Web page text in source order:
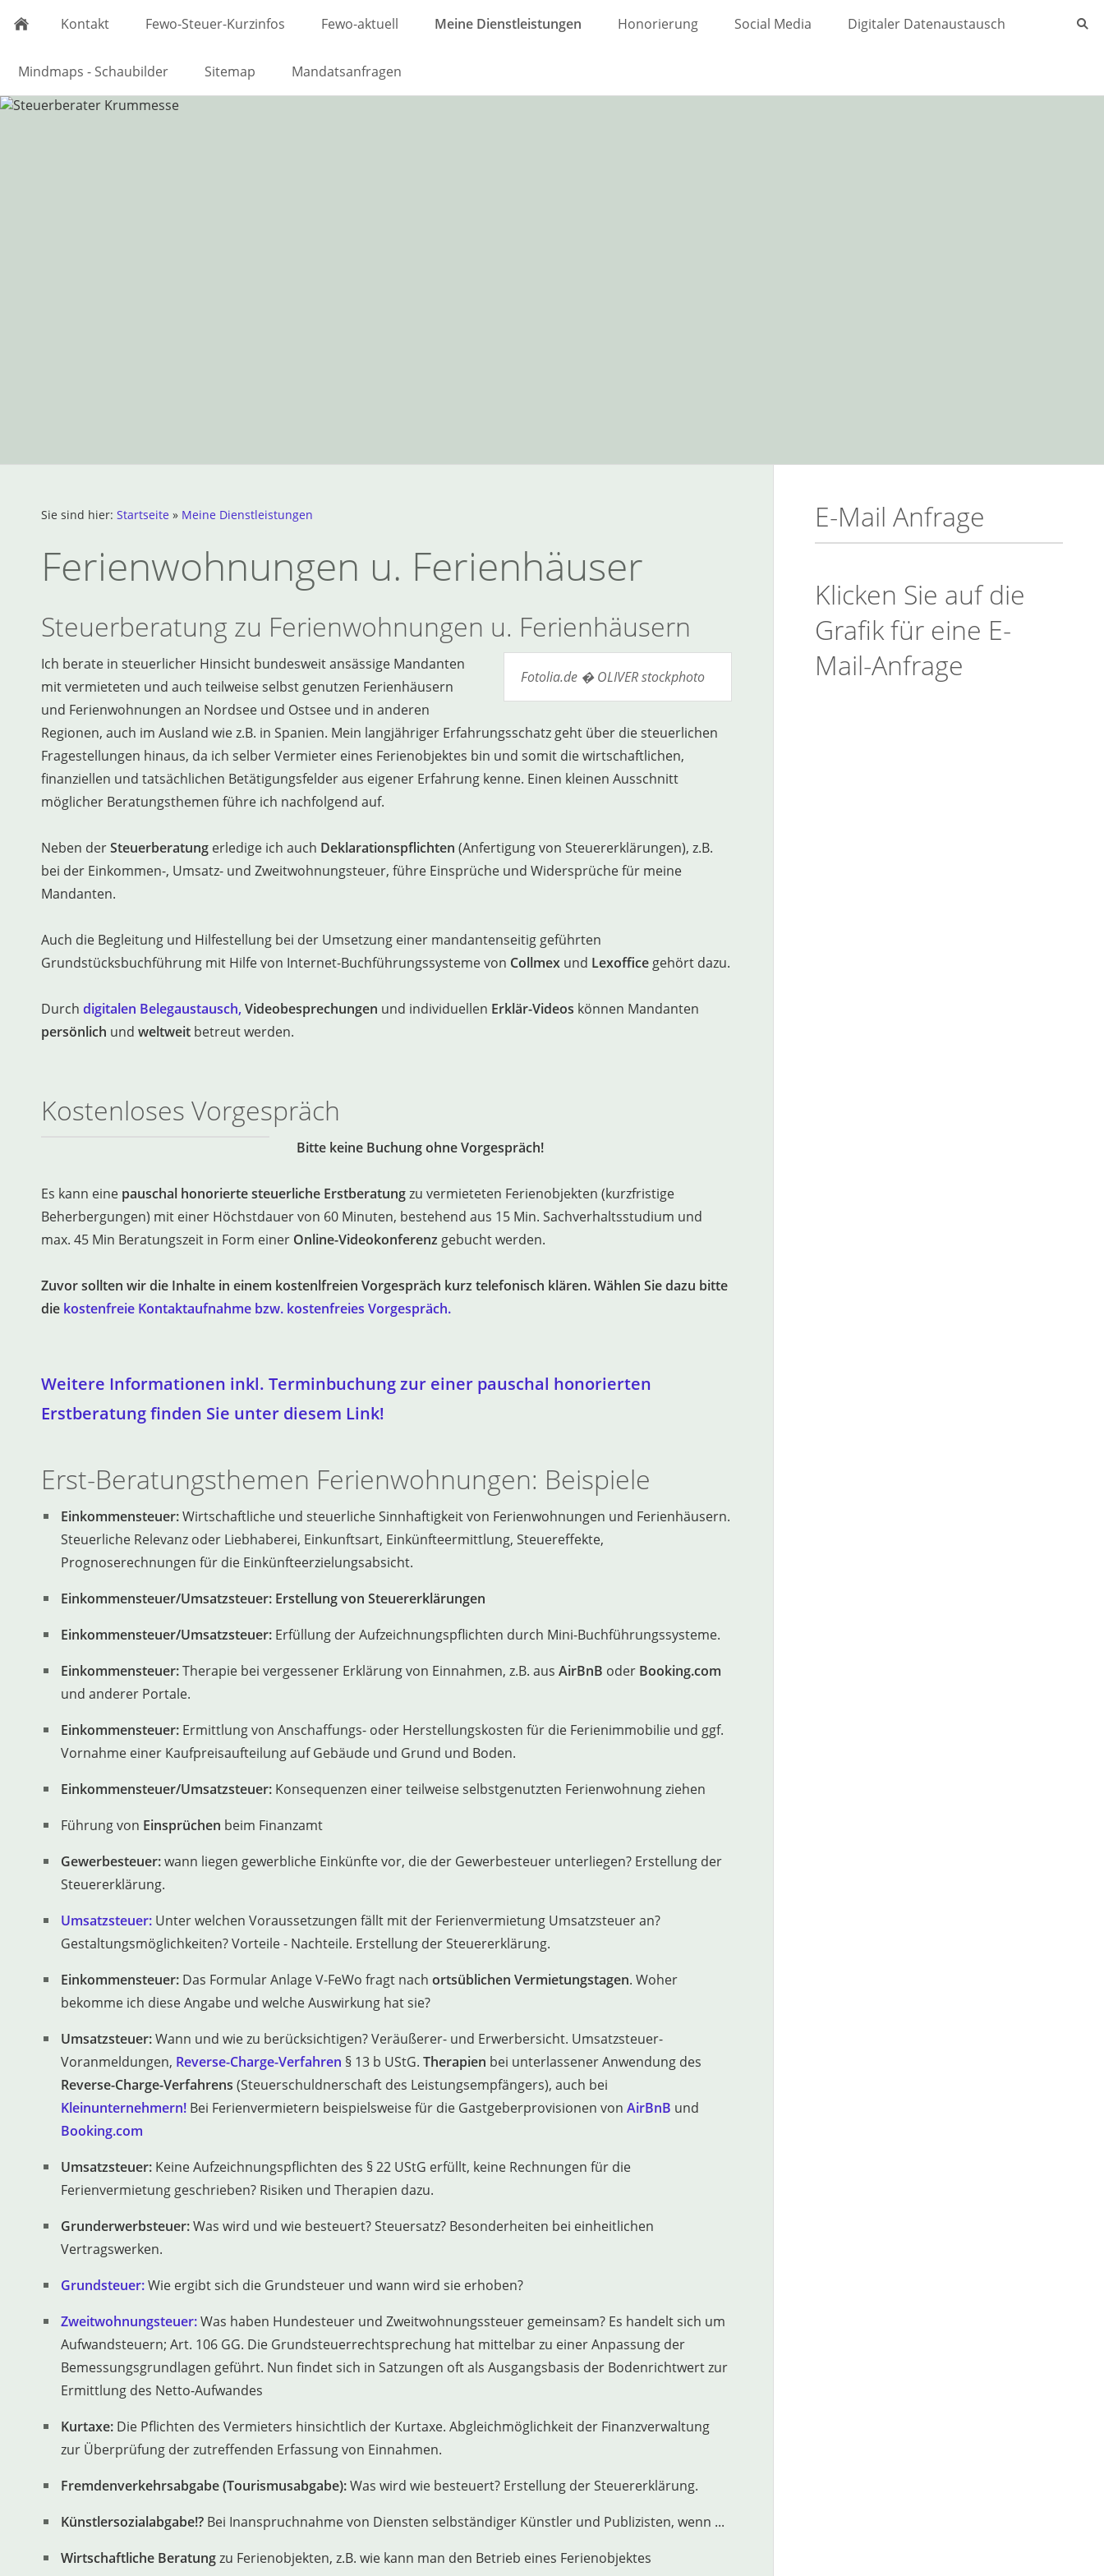
Kontakt Fewo-Steuer-Kurzinfos Fewo-aktuell Meine Dienstleistungen Honorierung Social Media Digitaler Datenaustausch
Mindmaps - Schaubilder Sitemap Mandatsanfragen
Sie sind hier: Startseite » Meine Dienstleistungen
Ferienwohnungen u. Ferienhäuser
Steuerberatung zu Ferienwohnungen u. Ferienhäusern
Fotolia.de � OLIVER stockphoto
Ich berate in steuerlicher Hinsicht bundesweit ansässige Mandanten
mit vermieteten und auch teilweise selbst genutzen Ferienhäusern
und Ferienwohnungen an Nordsee und Ostsee und in anderen
Regionen, auch im Ausland wie z.B. in Spanien. Mein langjähriger Erfahrungsschatz geht über die steuerlichen
Fragestellungen hinaus, da ich selber Vermieter eines Ferienobjektes bin und somit die wirtschaftlichen,
finanziellen und tatsächlichen Betätigungsfelder aus eigener Erfahrung kenne. Einen kleinen Ausschnitt
möglicher Beratungsthemen führe ich nachfolgend auf.
Neben derSteuerberatung erledige ich auch Deklarationspflichten (Anfertigung von Steuererklärungen), z.B.
bei der Einkommen-, Umsatz- und Zweitwohnungsteuer, führe Einsprüche und Widersprüche für meine
Mandanten.
Auch die Begleitung und Hilfestellung bei der Umsetzung einer mandantenseitig geführten
Grundstücksbuchführung mit Hilfe von Internet-Buchführungssysteme von Collmex und Lexoffice gehört dazu.
Durch digitalen Belegaustausch, Videobesprechungen und individuellen Erklär-Videos können Mandanten
persönlich und weltweit betreut werden.
Kostenloses Vorgespräch
Bitte keine Buchung ohne Vorgespräch!
Es kann eine pauschal honorierte steuerliche Erstberatungzu vermieteten Ferienobjekten (kurzfristige
Beherbergungen) mit einer Höchstdauer von 60 Minuten, bestehend aus 15 Min. Sachverhaltsstudium und
max. 45 Min Beratungszeit in Form einer Online-Videokonferenz gebucht werden.
Zuvor sollten wir die Inhalte in einem kostenlfreien Vorgespräch kurz telefonisch klären. Wählen Sie dazu bitte
die kostenfreie Kontaktaufnahme bzw. kostenfreies Vorgespräch.
Weitere Informationen inkl. Terminbuchung zur einer pauschal honorierten
Erstberatung finden Sie unter diesem Link!
Erst-Beratungsthemen Ferienwohnungen: Beispiele
Einkommensteuer:Wirtschaftliche und steuerliche Sinnhaftigkeit von Ferienwohnungen und Ferienhäusern.
Steuerliche Relevanz oder Liebhaberei, Einkunftsart, Einkünfteermittlung, Steuereffekte,
Prognoserechnungen für die Einkünfteerzielungsabsicht.
Einkommensteuer/Umsatzsteuer: Erstellung von Steuererklärungen
Einkommensteuer/Umsatzsteuer: Erfüllung der Aufzeichnungspflichten durch Mini-Buchführungssysteme.
Einkommensteuer:Therapie bei vergessener Erklärung von Einnahmen, z.B. aus AirBnB oder Booking.com
und anderer Portale.
Einkommensteuer: Ermittlung von Anschaffungs- oder Herstellungskosten für die Ferienimmobilie und ggf.
Vornahme einer Kaufpreisaufteilung auf Gebäude und Grund und Boden.
Einkommensteuer/Umsatzsteuer: Konsequenzen einer teilweise selbstgenutzten Ferienwohnung ziehen
Führung von Einsprüchen beim Finanzamt
Gewerbesteuer:wann liegen gewerbliche Einkünfte vor, die der Gewerbesteuer unterliegen? Erstellung der
Steuererklärung.
Umsatzsteuer: Unter welchen Voraussetzungen fällt mit der Ferienvermietung Umsatzsteuer an?
Gestaltungsmöglichkeiten? Vorteile - Nachteile. Erstellung der Steuererklärung.
Einkommensteuer: Das Formular Anlage V-FeWo fragt nach ortsüblichen Vermietungstagen. Woher
bekomme ich diese Angabe und welche Auswirkung hat sie?
Umsatzsteuer:Wann und wie zu berücksichtigen? Veräußerer- und Erwerbersicht. Umsatzsteuer-
Voranmeldungen, Reverse-Charge-Verfahren § 13 b UStG. Therapien bei unterlassener Anwendung des
Reverse-Charge-Verfahrens (Steuerschuldnerschaft des Leistungsempfängers), auch bei
Kleinunternehmern! Bei Ferienvermietern beispielsweise für die Gastgeberprovisionen von AirBnB und
Booking.com
Umsatzsteuer: Keine Aufzeichnungspflichten des § 22 UStG erfüllt, keine Rechnungen für die
Ferienvermietung geschrieben? Risiken und Therapien dazu.
Grunderwerbsteuer:Was wird und wie besteuert? Steuersatz? Besonderheiten bei einheitlichen
Vertragswerken.
Grundsteuer:Wie ergibt sich die Grundsteuer und wann wird sie erhoben?
Zweitwohnungsteuer:Was haben Hundesteuer und Zweitwohnungssteuer gemeinsam? Es handelt sich um
Aufwandsteuern; Art. 106 GG. Die Grundsteuerrechtsprechung hat mittelbar zu einer Anpassung der
Bemessungsgrundlagen geführt. Nun findet sich in Satzungen oft als Ausgangsbasis der Bodenrichtwert zur
Ermittlung des Netto-Aufwandes
Kurtaxe: Die Pflichten des Vermieters hinsichtlich der Kurtaxe. Abgleichmöglichkeit der Finanzverwaltung
zur Überprüfung der zutreffenden Erfassung von Einnahmen.
Fremdenverkehrsabgabe (Tourismusabgabe):Was wird wie besteuert? Erstellung der Steuererklärung.
Künstlersozialabgabe!? Bei Inanspruchnahme von Diensten selbständiger Künstler und Publizisten, wenn ...
Wirtschaftliche Beratungzu Ferienobjekten, z.B. wie kann man den Betrieb eines Ferienobjektes
E-Mail Anfrage
Klicken Sie auf die
Grafik für eine E-
Mail-Anfrage